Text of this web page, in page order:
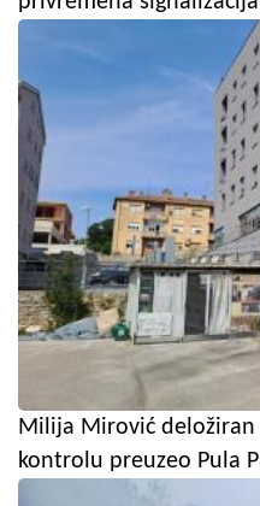
Milija Mirović
kontrolu preuzeo Pula